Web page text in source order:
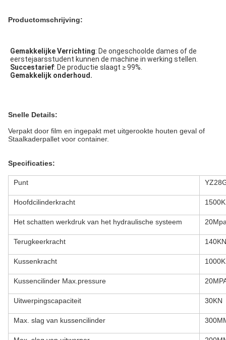
Productomschrijving:
Gemakkelijke Verrichting: De ongeschoolde dames of de
eerstejaarsstudent kunnen de machine in werking stellen.
Succestarief: De productie slaagt ≥ 99%.
Gemakkelijk onderhoud.
Snelle Details:
Verpakt door film en ingepakt met uitgerookte houten geval of
Staalkaderpallet voor container.
Specificaties:
Punt
Hoofdcilinderkracht
Het schatten werkdruk van het hydraulische systeem
Terugkeerkracht 140KN
Kussenkracht
Kussencilinder Max.pressure
Uitwerpingscapaciteit 30KN
Max. slag van kussencilinder